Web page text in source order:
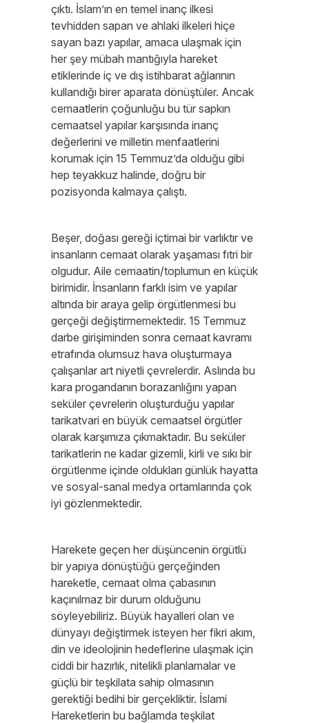
çıktı. İslam’ın en temel inanç ilkesi
tevhidden sapan ve ahlaki ilkeleri hiçe
sayan bazı yapılar, amaca ulaşmak için
her şey mübah mantığıyla hareket
etiklerinde iç ve dış istihbarat ağlarının
kullandığı birer aparata dönüştüler. Ancak
cemaatlerin çoğunluğu bu tür sapkın
cemaatsel yapılar karşısında inanç
değerlerini ve milletin menfaatlerini
korumak için 15 Temmuz’da olduğu gibi
hep teyakkuz halinde, doğru bir
pozisyonda kalmaya çalıştı.
Beşer, doğası gereği içtimai bir varlıktır ve
insanların cemaat olarak yaşaması fıtri bir
olgudur. Aile cemaatin/toplumun en küçük
birimidir. İnsanların farklı isim ve yapılar
altında bir araya gelip örgütlenmesi bu
gerçeği değiştirmemektedir. 15 Temmuz
darbe girişiminden sonra cemaat kavramı
etrafında olumsuz hava oluşturmaya
çalışanlar art niyetli çevrelerdir. Aslında bu
kara progandanın borazanlığını yapan
seküler çevrelerin oluşturduğu yapılar
tarikatvari en büyük cemaatsel örgütler
olarak karşımıza çıkmaktadır. Bu seküler
tarikatlerin ne kadar gizemli, kirli ve sıkı bir
örgütlenme içinde oldukları günlük hayatta
ve sosyal-sanal medya ortamlarında çok
iyi gözlenmektedir.
Harekete geçen her düşüncenin örgütlü
bir yapıya dönüştüğü gerçeğinden
hareketle, cemaat olma çabasının
kaçınılmaz bir durum olduğunu
söyleyebiliriz. Büyük hayalleri olan ve
dünyayı değiştirmek isteyen her fikri akım,
din ve ideolojinin hedeflerine ulaşmak için
ciddi bir hazırlık, nitelikli planlamalar ve
güçlü bir teşkilata sahip olmasının
gerektiği bedihi bir gerçekliktir. İslami
Hareketlerin bu bağlamda teşkilat